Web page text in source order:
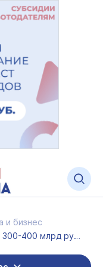
и бизнес
ВТБ подтвердил планы привлечь 300-400 млрд руб. в ходе SPO